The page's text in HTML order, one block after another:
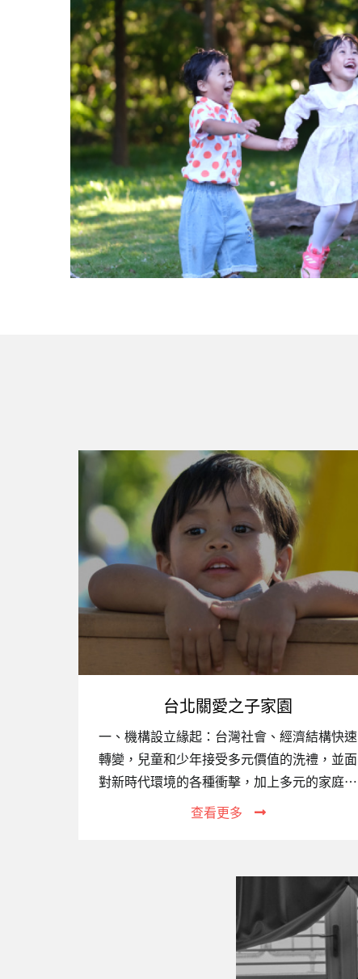
台北關愛之子家園
一、機構設立緣起：台灣社會、經濟結構快速
轉變，兒童和少年接受多元價值的洗禮，並面
對新時代環境的各種衝擊，加上多元的家庭組
織結構變遷，許多家庭原本的功能銳減，不但
擔負育兒照顧的家庭功能已漸顯不足，再加上
台灣近年失業率、自殺率偏高，除了對家庭內
之兒童少年造成很大影響外，也衍生出許多破
碎、失去功能的家庭和失親無依的兒童，以及
查看更多